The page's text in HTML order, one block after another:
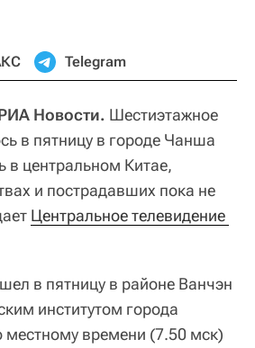
Telegram
Новости. Шестиэтажное
в пятницу в городе Чанша
в центральном Китае,
и пострадавших пока не
Центральное телевидение
в пятницу в районе Ванчэн
институтом города
местному времени (7.50 мск)